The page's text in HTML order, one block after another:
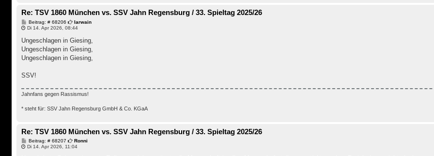
Re: TSV 1860 München vs. SSV Jahn Regensburg / 33. Spieltag 2025/26
Beitrag: # 68206 B
e
t
a
g
Iarwain
Di 14. Apr 2026, 08:44
Ungeschlagen in Giesing,
Ungeschlagen in Giesing,
Ungeschlagen in Giesing,
SSV!
Jahnfans gegen Rassismus!
* steht für: SSV Jahn Regensburg GmbH & Co. KGaA
Re: TSV 1860 München vs. SSV Jahn Regensburg / 33. Spieltag 2025/26
Beitrag: # 68207 B
e
Ronni
Di 14. Apr 2026, 11:04